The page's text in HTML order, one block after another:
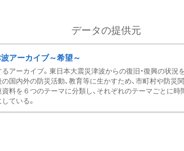
データの提供元
アーカイブ～希望～
アーカイブ。東日本大震災津波からの復旧・復興の状況
国内外の防災活動、教育等に生かすため、市町村や防災
料を６つのテーマに分類し、それぞれのテーマごとに
ている。